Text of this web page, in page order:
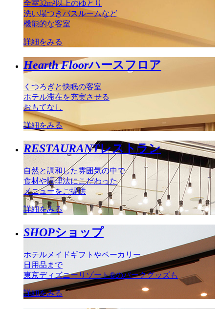
全室32m²以上のゆとり
洗い場つきバスルームなど
機能的な客室
詳細をみる
Hearth Floorハースフロア
くつろぎと快眠の客室
ホテル滞在を充実させる
おもてなし
詳細をみる
RESTAURANTレストラン
自然と調和した雰囲気の中で
食材や調理法にこだわった
メニューをご提供
詳細をみる
SHOPショップ
ホテルメイドギフトやベーカリー
日用品まで
東京ディズニーリゾート®のパークグッズも
詳細をみる